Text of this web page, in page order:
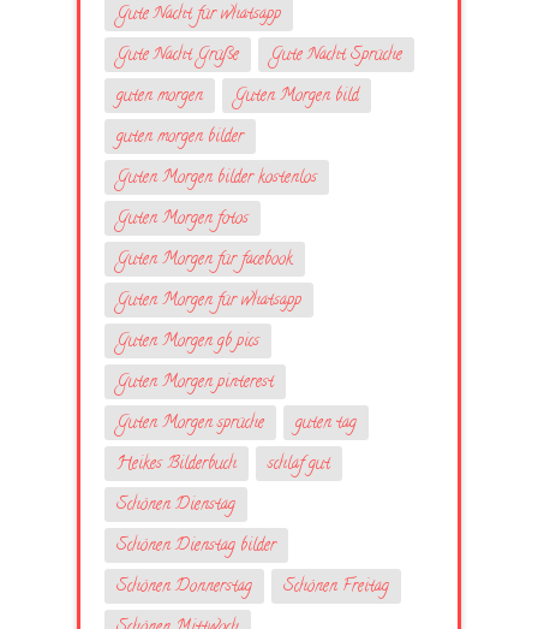
Gute Nacht für whatsapp
Gute Nacht Grüße
Gute Nacht Sprüche
guten morgen
Guten Morgen bild
guten morgen bilder
Guten Morgen bilder kostenlos
Guten Morgen fotos
Guten Morgen für facebook
Guten Morgen für whatsapp
Guten Morgen gb pics
Guten Morgen pinterest
Guten Morgen sprüche
guten tag
Heikes Bilderbuch
schlaf gut
Schönen Dienstag
Schönen Dienstag bilder
Schönen Donnerstag
Schönen Freitag